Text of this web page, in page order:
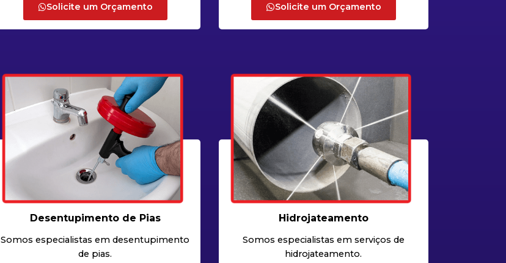
Solicite um Orçamento Solicite um Orçamento
Desentupimento de Pias
Somos especialistas em desentupimento
de pias.
Hidrojateamento
Somos especialistas em serviços de
hidrojateamento.